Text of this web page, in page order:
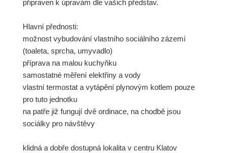
připraven k úpravám dle vašich představ.
Hlavní přednosti:
možnost vybudování vlastního sociálního zázemí
(toaleta, sprcha, umyvadlo)
příprava na malou kuchyňku
samostatné měření elektřiny a vody
vlastní termostat a vytápění plynovým kotlem pouze
pro tuto jednotku
na patře již fungují dvě ordinace, na chodbě jsou
sociálky pro návštěvy
klidná a dobře dostupná lokalita v centru Klatov